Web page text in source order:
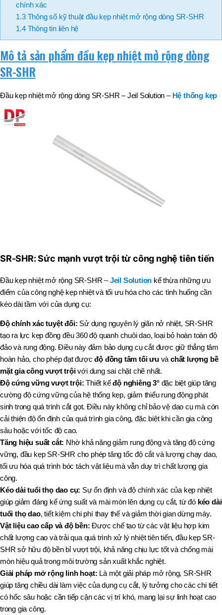
chính xác
1.3Thông số kỹ thuật đầu kẹp nhiệt mở rộng dòng SR-SHR
1.4Thông tin liên hệ
Mô tả sản phẩm đầu kẹp nhiệt mở rộng dòng
SR-SHR
Đầu kẹp nhiệt mở rộng dòng SR-SHR – Jeil Solution – Hệ thống kẹp
SR-SHR: Sức mạnh vượt trội từ công nghệ tiên tiến
Đầu kẹp nhiệt mở rộng SR-SHR –Jeil Solution kế thừa những ưu
điểm của công nghệ kẹp nhiệt và tối ưu hóa cho các tình huống cần
kéo dài tầm với của dụng cụ:
Độ chính xác tuyệt đối: Sử dụng nguyên lý giãn nở nhiệt, SR-SHR
tạo ra lực kẹp đồng đều 360 độ quanh chuôi dao, loại bỏ hoàn toàn độ
đảo và rung động. Điều này đảm bảo dụng cụ cắt được giữ thẳng tâm
hoàn hảo, cho phép đạt đượcđộ đồng tâm tối ưuvàchất lượng bề
mặt gia công vượt trộivới dung sai chặt chẽ nhất.
Độ cứng vững vượt trội: Thiết kếđộ nghiêng 3°đặc biệt giúp tăng
cường độ cứng vững của hệ thống kẹp, giảm thiểu rung động phát
sinh trong quá trình cắt gọt. Điều này không chỉ bảo vệ dao cụ mà còn
cải thiện độ ổn định của quá trình gia công, đặc biệt khi cần gia công
sâu hoặc với tốc độ cao.
Tăng hiệu suất cắt: Nhờ khả năng giảm rung động và tăng độ cứng
vững, đầu kẹp SR-SHR cho phép tăng tốc độ cắt và lượng chạy dao,
tối ưu hóa quá trình bóc tách vật liệu mà vẫn duy trì chất lượng gia
công.
Kéo dài tuổi thọ dao cụ: Sự ổn định và độ chính xác của kẹp nhiệt
giúp giảm đáng kể ứng suất và mài mòn lên dụng cụ cắt, từ đó kéo dài
tuổi thọ dao, tiết kiệm chi phí thay thế và giảm thời gian dừng máy.
Vật liệu cao cấp và độ bền: Được chế tạo từ các vật liệu hợp kim
chất lượng cao và trải qua quá trình xử lý nhiệt tiên tiến, đầu kẹp SR-
SHR sở hữu độ bền bỉ vượt trội, khả năng chịu lực tốt và chống mài
mòn hiệu quả trong môi trường sản xuất khắc nghiệt.
Giải pháp mở rộng linh hoạt: Là một giải pháp mở rộng, SR-SHR
giúp tăng chiều dài làm việc của dụng cụ cắt, lý tưởng cho các chi tiết
có hốc sâu hoặc cần tiếp cận các vị trí khó, mang lại sự linh hoạt cao
trong gia công.